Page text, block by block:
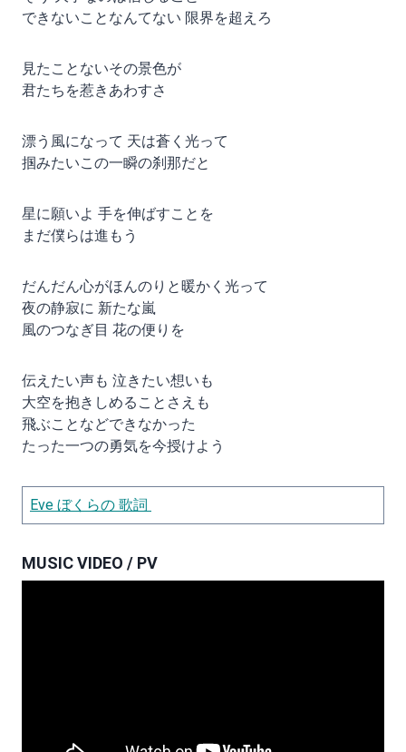
できないことなんてない 限界を超えろ
見たことないその景色が
君たちを惹きあわすさ
漂う風になって 天は蒼く光って
掴みたいこの一瞬の刹那だと
星に願いよ 手を伸ばすことを
まだ僕らは進もう
だんだん心がほんのりと暖かく光って
夜の静寂に 新たな嵐
風のつなぎ目 花の便りを
伝えたい声も 泣きたい想いも
大空を抱きしめることさえも
飛ぶことなどできなかった
たった一つの勇気を今授けよう
Eve ぼくらの 歌詞
MUSIC VIDEO / PV